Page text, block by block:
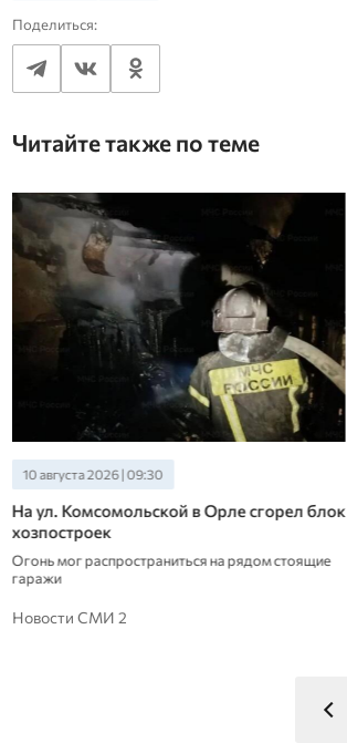
Поделиться:
Читайте также по теме
10 августа 2026 | 09:30
На ул. Комсомольской в Орле сгорел блок
хозпостроек
Огонь мог распространиться на рядом стоящие
гаражи
Новости СМИ 2